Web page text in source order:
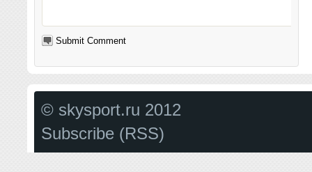
© skysport.ru 2012
Subscribe (RSS)